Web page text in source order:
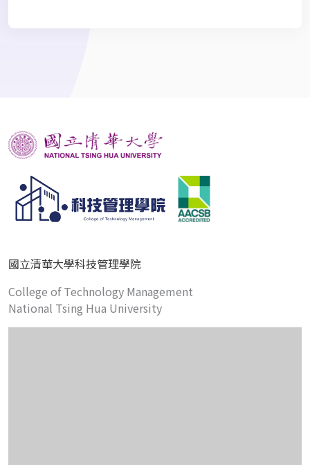
國立清華大學科技管理學院
College of Technology Management
National Tsing Hua University